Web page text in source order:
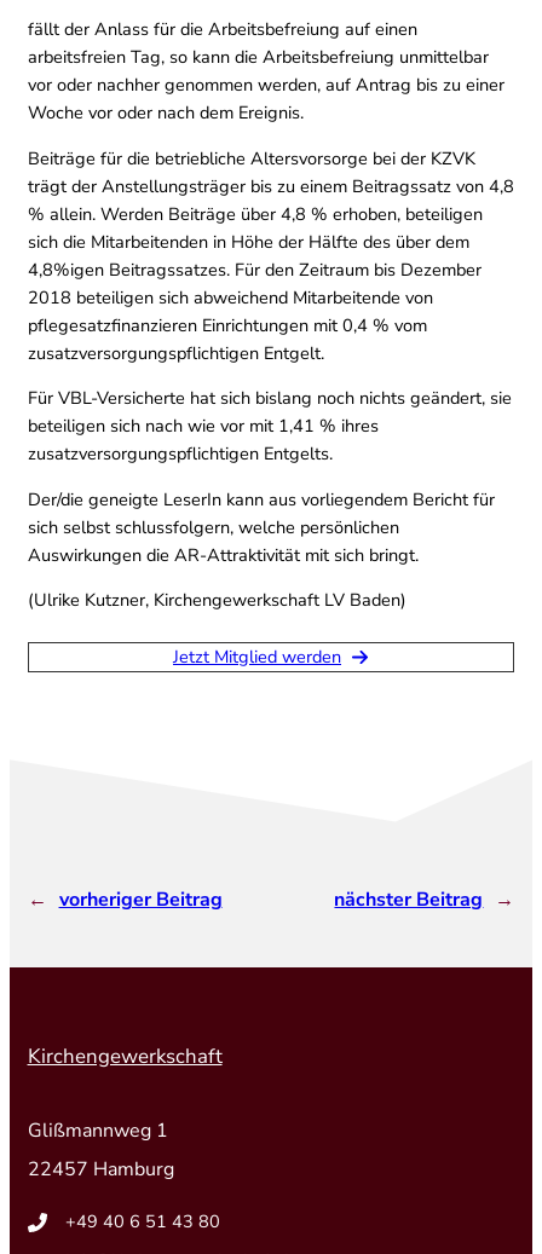
fällt der Anlass für die Arbeitsbefreiung auf einen
arbeitsfreien Tag, so kann die Arbeitsbefreiung unmittelbar
vor oder nachher genommen werden, auf Antrag bis zu einer
Woche vor oder nach dem Ereignis.
Beiträge für die betriebliche Altersvorsorge bei der KZVK
trägt der Anstellungsträger bis zu einem Beitragssatz von 4,8
% allein. Werden Beiträge über 4,8 % erhoben, beteiligen
sich die Mitarbeitenden in Höhe der Hälfte des über dem
4,8%igen Beitragssatzes. Für den Zeitraum bis Dezember
2018 beteiligen sich abweichend Mitarbeitende von
pflegesatzfinanzieren Einrichtungen mit 0,4 % vom
zusatzversorgungspflichtigen Entgelt.
Für VBL-Versicherte hat sich bislang noch nichts geändert, sie
beteiligen sich nach wie vor mit 1,41 % ihres
zusatzversorgungspflichtigen Entgelts.
Der/die geneigte LeserIn kann aus vorliegendem Bericht für
sich selbst schlussfolgern, welche persönlichen
Auswirkungen die AR-Attraktivität mit sich bringt.
(Ulrike Kutzner, Kirchengewerkschaft LV Baden)
Jetzt Mitglied werden
← vorheriger Beitrag nächster Beitrag →
Kirchengewerkschaft
Glißmannweg 1
22457 Hamburg
+49 40 6 51 43 80